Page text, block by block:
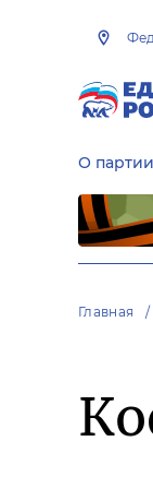
О партии
Главная